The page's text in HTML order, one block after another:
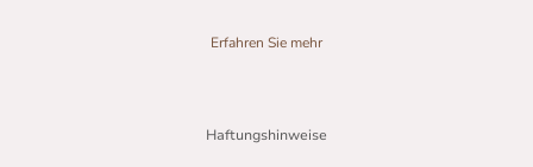
Erfahren Sie mehr
Haftungshinweise